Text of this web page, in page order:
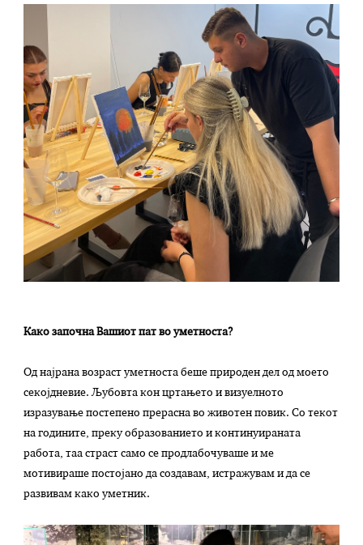
Како започна Вашиот пат во уметноста?
Од најрана возраст уметноста беше природен дел од моето
секојдневие. Љубовта кон цртањето и визуелното
изразување постепено прерасна во животен повик. Со текот
на годините, преку образованието и континуираната
работа, таа страст само се продлабочуваше и ме
мотивираше постојано да создавам, истражувам и да се
развивам како уметник.